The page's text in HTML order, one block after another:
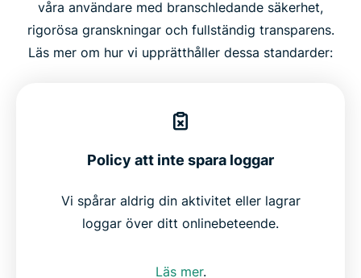
våra användare med branschledande säkerhet,
rigorösa granskningar och fullständig transparens.
Läs mer om hur vi upprätthåller dessa standarder:
Policy att inte spara loggar
Vi spårar aldrig din aktivitet eller lagrar
loggar över ditt onlinebeteende.
Läs mer.